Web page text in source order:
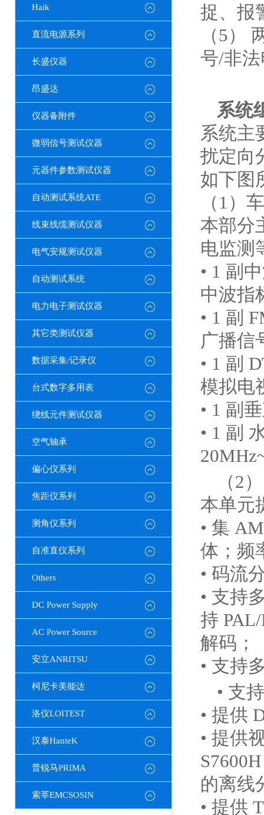
Haik
直流电源系列
长盛仪器
昂盛达
仪器备附件
微弱信号测试仪器
元器件参数测试仪器
自动测试系统ATE
线束线缆测试仪器
电气安规测试仪器
自动测试系统
电力电子测试仪器
其它类测试仪器
数据采集/记录仪
台式数字多用表
绕线元件测试仪器
空气轴承
偏心仪系列
焦距仪系列
测角仪系列
自准直仪系列
Others
DC Power Supply
AC Power Source
安立ANRITSU
柯尼卡美能达
洛仪LOITEST
汉泰HanteK
普锐马PRIMA
索莘EMCSOSIN
捉、报
（5）
号/非
系统
系统主
扰定向
如下图
（1）
本部分
电监测
• 1 副
中波指
• 1 副
广播信
• 1 副
模拟电
• 1 副
• 1 副
（2
本单元
• 集
体； 频
• 码流
• 支持
持
解码；
• 支持
• 支
• 提供
• 提供
的离线
• 提供